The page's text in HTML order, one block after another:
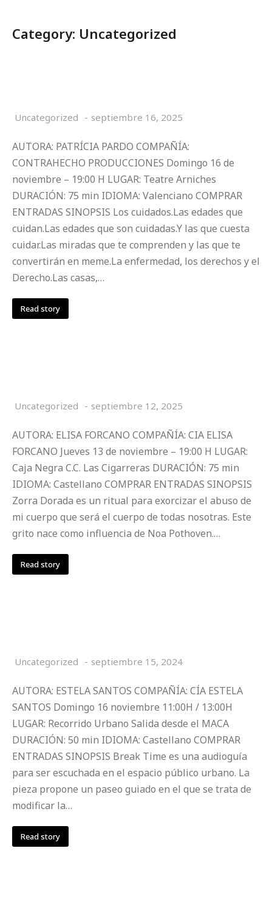
Category: Uncategorized
Uncategorized septiembre 16, 2025
AUTORA: PATRÍCIA PARDO COMPAÑÍA:
CONTRAHECHO PRODUCCIONES Domingo 16 de
noviembre – 19:00 H LUGAR: Teatre Arniches
DURACIÓN: 75 min IDIOMA: Valenciano COMPRAR
ENTRADAS SINOPSIS Los cuidados.Las edades que
cuidan.Las edades que son cuidadas.Y las que cuesta
cuidar.Las miradas que te comprenden y las que te
convertirán en meme.La enfermedad, los derechos y el
Derecho.Las casas,…
Read story
Uncategorized septiembre 12, 2025
AUTORA: ELISA FORCANO COMPAÑÍA: CIA ELISA
FORCANO Jueves 13 de noviembre – 19:00 H LUGAR:
Caja Negra C.C. Las Cigarreras DURACIÓN: 75 min
IDIOMA: Castellano COMPRAR ENTRADAS SINOPSIS
Zorra Dorada es un ritual para exorcizar el abuso de
mi cuerpo que será el cuerpo de todas nosotras. Este
grito nace como influencia de Noa Pothoven.…
Read story
Uncategorized septiembre 15, 2024
AUTORA: ESTELA SANTOS COMPAÑÍA: CÍA ESTELA
SANTOS Domingo 16 noviembre 11:00H / 13:00H
LUGAR: Recorrido Urbano Salida desde el MACA
DURACIÓN: 50 min IDIOMA: Castellano COMPRAR
ENTRADAS SINOPSIS Break Time es una audioguía
para ser escuchada en el espacio público urbano. La
pieza propone un paseo guiado en el que se trata de
modificar la…
Read story